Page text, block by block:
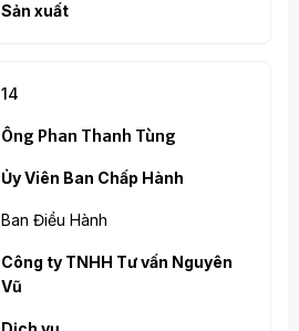
Sản xuất
14
Ông Phan Thanh Tùng
Ủy Viên Ban Chấp Hành
Ban Điều Hành
Công ty TNHH Tư vấn Nguyên
Vũ